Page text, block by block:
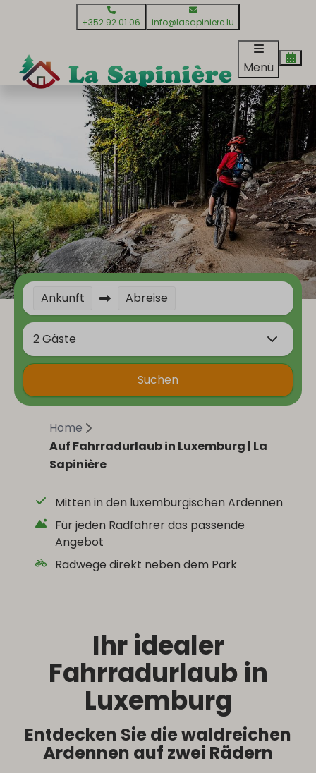
+352 92 01 06 info@lasapiniere.lu
Menü
Ankunft Abreise
2 Gäste
Suchen
Home
Auf Fahrradurlaub in Luxemburg | La
Sapinière
Mitten in den luxemburgischen Ardennen
Für jeden Radfahrer das passende
Angebot
Radwege direkt neben dem Park
Ihr idealer
Fahrradurlaub in
Luxemburg
Entdecken Sie die waldreichen
Ardennen auf zwei Rädern